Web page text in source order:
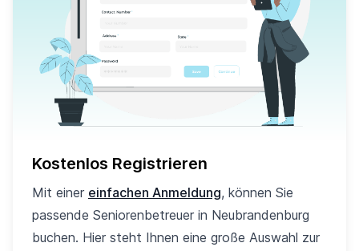
Kostenlos Registrieren
Mit einer einfachen Anmeldung, können Sie
passende Seniorenbetreuer in Neubrandenburg
buchen. Hier steht Ihnen eine große Auswahl zur